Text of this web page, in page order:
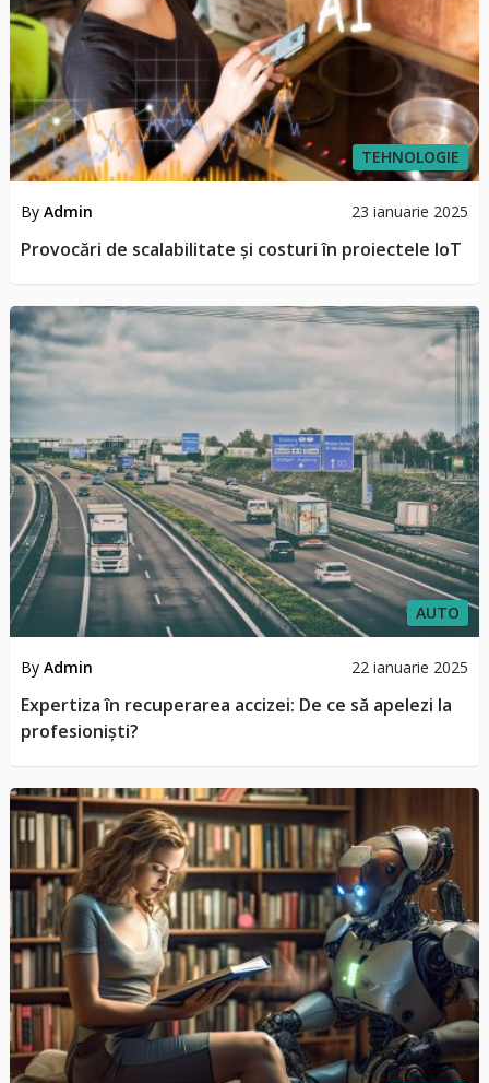
TEHNOLOGIE
By Admin 23 ianuarie 2025
Provocări de scalabilitate și costuri în proiectele IoT
AUTO
By Admin 22 ianuarie 2025
Expertiza în recuperarea accizei: De ce să apelezi la
profesioniști?